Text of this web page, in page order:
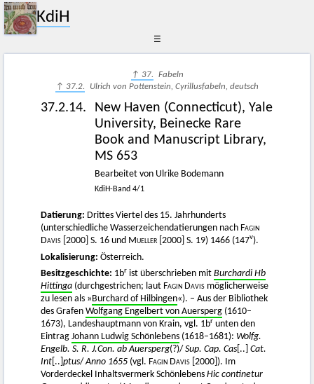
KdiH
☰
↑ 37. Fabeln
↑ 37.2. Ulrich von Pottenstein, Cyrillusfabeln, deutsch
37.2.14.
New Haven (Connecticut), Yale
University, Beinecke Rare
Book and Manuscript Library,
MS 653
Bearbeitet von Ulrike Bodemann
KdiH-Band 4/1
Datierung: Drittes Viertel des 15. Jahrhunderts
(unterschiedliche Wasserzeichendatierungen nach Fagin
Davis [2000] S. 16 und Mueller [2000] S. 19) 1466 (147v).
Lokalisierung: Österreich.
Besitzgeschichte: 1br ist überschrieben mit Burchardi Hb
Hittinga (durchgestrichen; laut Fagin Davis möglicherweise
zu lesen als »Burchard of Hilbingen«). – Aus der Bibliothek
des Grafen Wolfgang Engelbert von Auersperg (1610–
1673), Landeshauptmann von Krain, vgl. 1br unten den
Eintrag Johann Ludwig Schönlebens (1618–1681): Wolfg.
Engelb. S. R. J.Con. ab Auersperg(?)/ Sup. Cap. Cas [..] Cat.
Int [..] ptus/Anno 1655 (vgl. Fagin Davis [2000] ). Im
Vorderdeckel Inhaltsvermerk Schönlebens Hic continetur